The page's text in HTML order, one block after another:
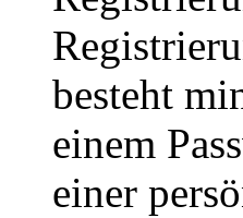
besteht
einem
einer